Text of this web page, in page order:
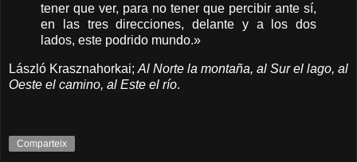
tener que ver, para no tener que percibir ante sí,
en las tres direcciones, delante y a los dos
lados, este podrido mundo.»
László Krasznahorkai; Al Norte la montaña, al Sur el lago, al
Oeste el camino, al Este el río.
Comparteix